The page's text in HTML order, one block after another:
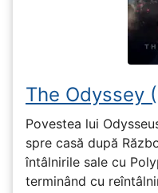
The Odyssey
Povestea lui
spre casă după
întâlnirile sale cu
terminând cu